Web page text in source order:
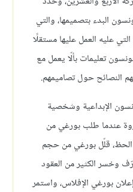
البدء بتصميمها، والتي
عليه العمل عليها مستقلًا
تعليمات بألّا يعمل مع
النصائح حول تصاميمهم.
الإبداعية وشخصية
عندما طلب بورغي من
قلّل بورغي من حجم
وخسر الكثير من العقود
بورغي الإفلاس، واستمر